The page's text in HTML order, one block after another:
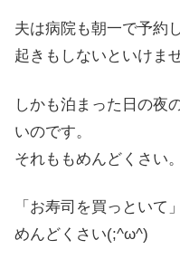
夫は病院も朝一で予約
起きもしないといけませ
しかも泊まった日の夜
いのです。
それももめんどくさい。
「お寿司を買っといて
めんどくさい(;^ω^)